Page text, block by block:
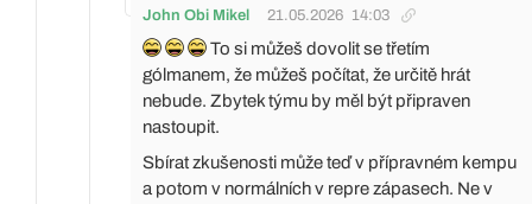
John Obi Mikel 21.05.2026 14:03
To si můžeš dovolit se třetím
gólmanem, že můžeš počítat, že určitě hrát
nebude. Zbytek týmu by měl být připraven
nastoupit.
Sbírat zkušenosti může teď v přípravném kempu
a potom v normálních v repre zápasech. Ne v